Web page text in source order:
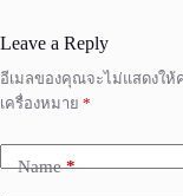
Leave a Reply
อีเมลของคุณจะไม่แสดงให้
เครื่องหมาย *
Name*